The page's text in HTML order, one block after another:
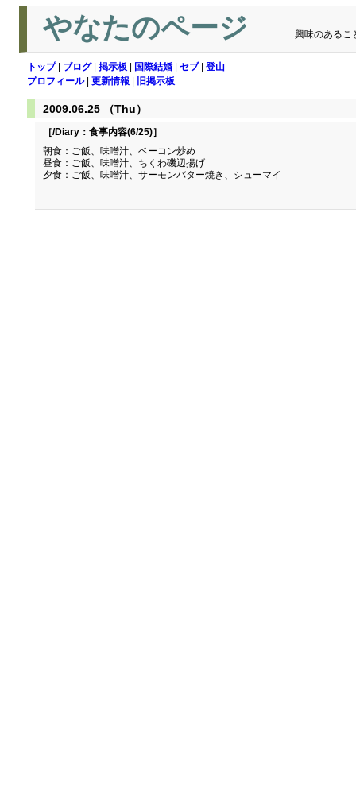
やなたのページ 興味のあるこ
トップ| ブログ| 掲示板 国際結婚 セブ| 登山
プロフィール| 更新情報 旧掲示板
2009.06.25 （Thu）
［/Diary： 食事内容(6/25)］
朝食：ご飯、味噌汁、ベーコン炒め
昼食：ご飯、味噌汁、ちくわ磯辺揚げ
夕食：ご飯、味噌汁、サーモンバター焼き、シューマイ